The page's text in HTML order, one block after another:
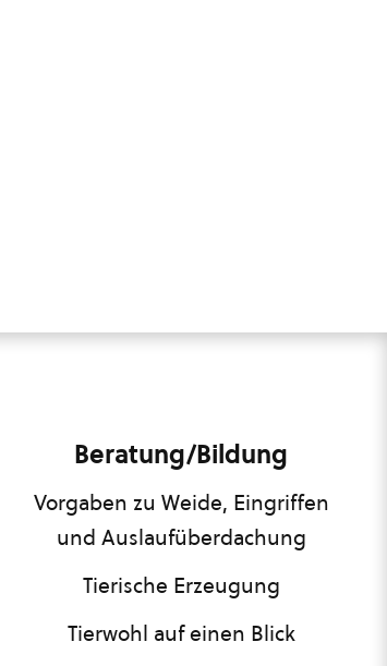
Beratung/Bildung
Vorgaben zu Weide, Eingriffen
und Auslaufüberdachung
Tierische Erzeugung
Tierwohl auf einen Blick